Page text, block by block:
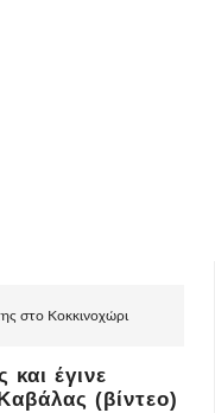
στο Κοκκινοχώρι
έγινε
(βίντεο)